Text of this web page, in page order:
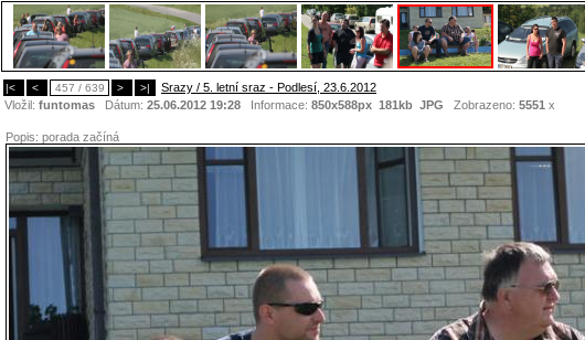
|< < 457 / 639 > >|
Srazy / 5. letní sraz - Podlesí, 23.6.2012
Vložil: funtomas Dátum: 25.06.2012 19:28 Informace: 850x588px 181kb JPG Zobrazeno: 5551 x
Popis: porada začíná